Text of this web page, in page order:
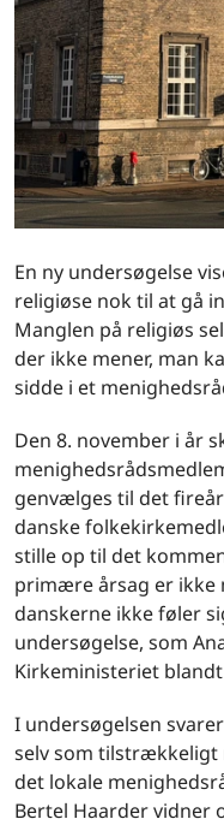
En ny undersøgelse
religiøse nok til at gå
Manglen på religiøs
der ikke mener, man
sidde i et
Den 8. november i år
genvælges til det
danske
stille op til det
primære årsag er ikke
danskerne ikke føler
undersøgelse, som
Kirkeministeriet
I undersøgelsen
selv som tilstrækkeligt
det lokale
Bertel Haarder vidner